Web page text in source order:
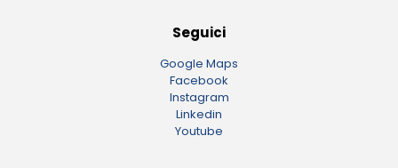
Seguici
Google Maps
Facebook
Instagram
Linkedin
Youtube